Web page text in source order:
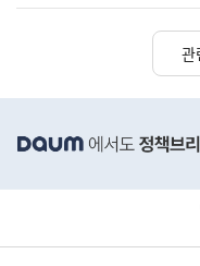
관
단
배
영